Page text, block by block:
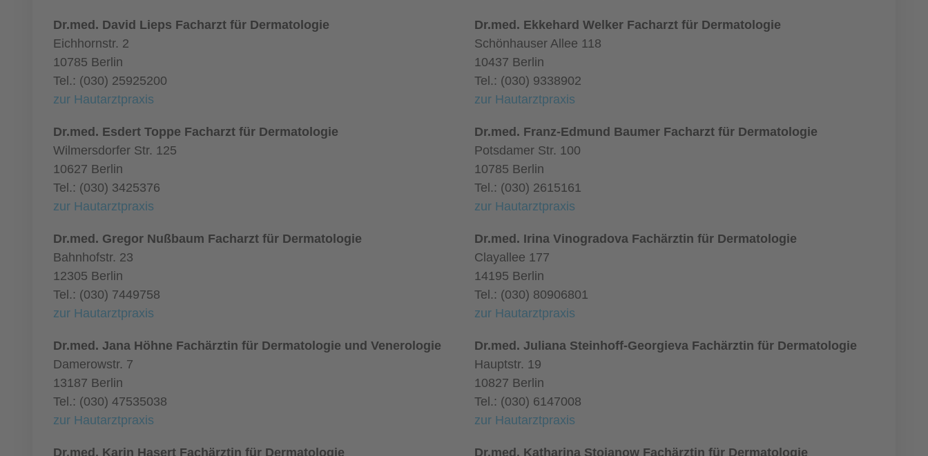
Dr.med. David Lieps Facharzt für Dermatologie
Eichhornstr. 2
10785 Berlin
Tel.: (030) 25925200
zur Hautarztpraxis
Dr.med. Ekkehard Welker Facharzt für Dermatologie
Schönhauser Allee 118
10437 Berlin
Tel.: (030) 9338902
zur Hautarztpraxis
Dr.med. Esdert Toppe Facharzt für Dermatologie
Wilmersdorfer Str. 125
10627 Berlin
Tel.: (030) 3425376
zur Hautarztpraxis
Dr.med. Franz-Edmund Baumer Facharzt für Dermatologie
Potsdamer Str. 100
10785 Berlin
Tel.: (030) 2615161
zur Hautarztpraxis
Dr.med. Gregor Nußbaum Facharzt für Dermatologie
Bahnhofstr. 23
12305 Berlin
Tel.: (030) 7449758
zur Hautarztpraxis
Dr.med. Irina Vinogradova Fachärztin für Dermatologie
Clayallee 177
14195 Berlin
Tel.: (030) 80906801
zur Hautarztpraxis
Dr.med. Jana Höhne Fachärztin für Dermatologie und Venerologie
Damerowstr. 7
13187 Berlin
Tel.: (030) 47535038
zur Hautarztpraxis
Dr.med. Juliana Steinhoff-Georgieva Fachärztin für Dermatologie
Hauptstr. 19
10827 Berlin
Tel.: (030) 6147008
zur Hautarztpraxis
Dr.med. Karin Hasert Fachärztin für Dermatologie Dr.med. Katharina Stojanow Fachärztin für Dermatologie